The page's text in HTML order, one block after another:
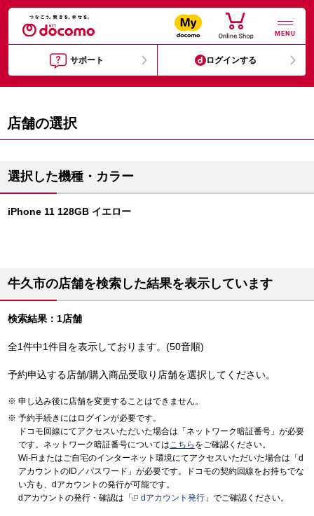
MENU
サポート ログインする
店舗の選択
選択した機種・カラー
iPhone 11 128GB イエロー
牛久市の店舗を検索した結果を表示しています
検索結果：1店舗
全1件中1件目を表示しております。(50音順)
予約申込する店舗/購入商品受取り店舗を選択してください。
申し込み後に店舗を変更することはできません。
予約手続きにはログインが必要です。
ドコモ回線にてアクセスいただいた場合は「ネットワーク暗証番号」が必要
です。ネットワーク暗証番号についてはこちら をご確認ください。
Wi-Fiまたはご自宅のインターネット環境にてアクセスいただいた場合は「d
アカウントのID／パスワード」が必要です。ドコモの契約回線をお持ちでな
い方も、dアカウントの発行が可能です。
dアカウントの発行・確認は「
dアカウント発行 」でご確認ください。